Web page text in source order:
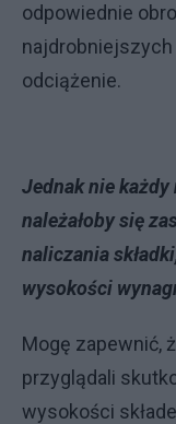
odpowiednie
odciążenie.
Jednak nie każdy
należałoby się
naliczania
wysokości
Mogę zapewnić,
przyglądali
wysokości